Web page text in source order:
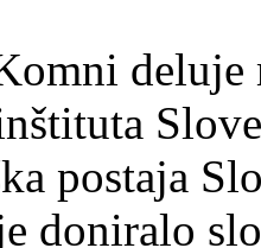
deluje
postaja
doniralo